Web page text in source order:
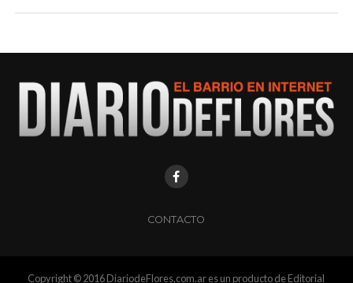
CONTACTO
Copyright © 2016 DiariodeFlores.com.ar es un producto de Editorial